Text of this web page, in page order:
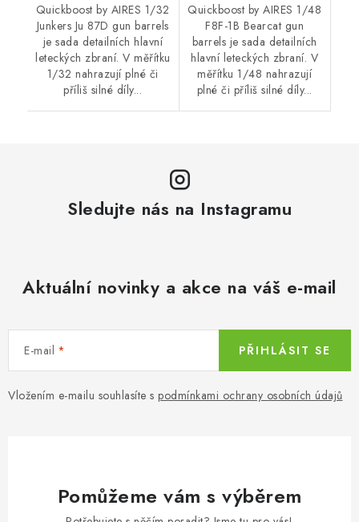
Quickboost by AIRES 1/32
Junkers Ju 87D gun barrels
je sada detailních hlavní
leteckých zbraní. V měřítku
1/32 nahrazují plné či
příliš silné díly...
Quickboost by AIRES 1/48
F8F-1B Bearcat gun
barrels je sada detailních
hlavní leteckých zbraní. V
měřítku 1/48 nahrazují
plné či příliš silné díly...
Sledujte nás na Instagramu
Aktuální novinky a akce na váš e-mail
E-mail
Vložením e-mailu souhlasíte s podmínkami ochrany osobních údajů
PŘIHLÁSIT SE
Pomůžeme vám s výběrem